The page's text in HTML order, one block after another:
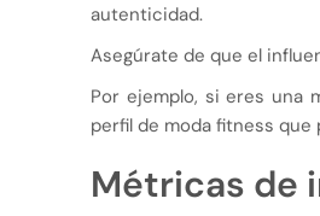
autenticidad.
Asegúrate de que el
Por ejemplo, si eres una
perfil de moda fitness que
Métricas de